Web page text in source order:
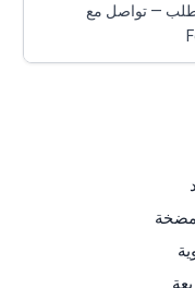
— تواصل مع